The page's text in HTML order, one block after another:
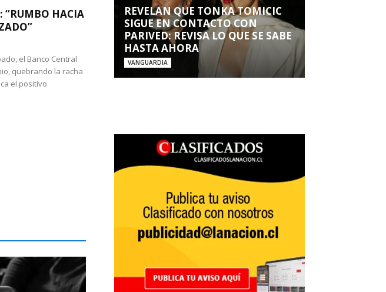
“RUMBO HACIA
el Banco Central
quebrando la racha
el positivo
REVELAN QUE TONKA TOMICIC
SIGUE EN CONTACTO CON
PARIVED: REVISA LO QUE SE SABE
HASTA AHORA
VANGUARDIA